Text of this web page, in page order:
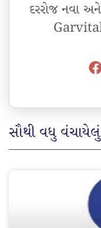
દરરોજ નવા
સૌથી વધુ વંચાયેલું